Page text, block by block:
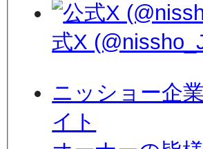
式X
ニッショー企
イト